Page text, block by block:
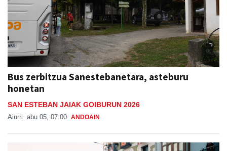
Bus zerbitzua Sanestebanetara, asteburu
honetan
SAN ESTEBAN JAIAK GOIBURUN 2026
Aiurri abu 05, 07:00 ANDOAIN